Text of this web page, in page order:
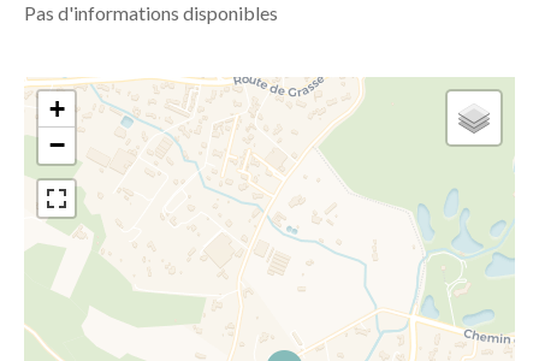
Pas d'informations disponibles
+
−